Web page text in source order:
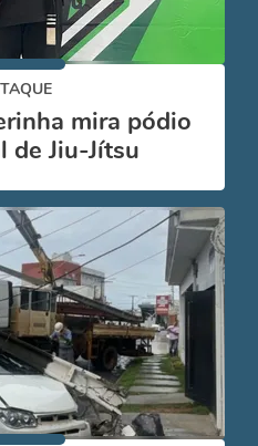
mira pódio
de Jiu-Jítsu